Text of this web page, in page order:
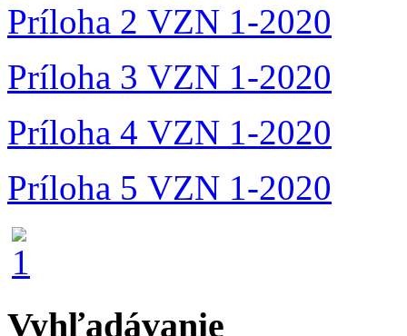
Príloha 2 VZN 1-2020
Príloha 3 VZN 1-2020
Príloha 4 VZN 1-2020
Príloha 5 VZN 1-2020
Vyhľadávanie